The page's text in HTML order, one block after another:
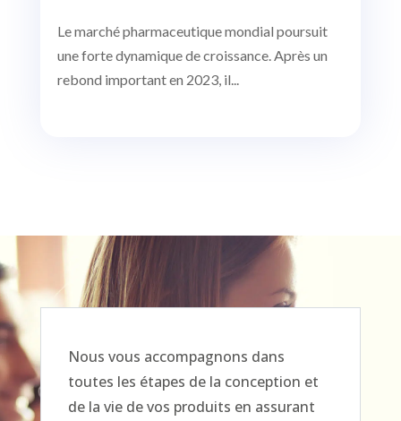
Le marché pharmaceutique mondial poursuit
une forte dynamique de croissance. Après un
rebond important en 2023, il...
Nous vous accompagnons dans
toutes les étapes de la conception et
de la vie de vos produits en assurant